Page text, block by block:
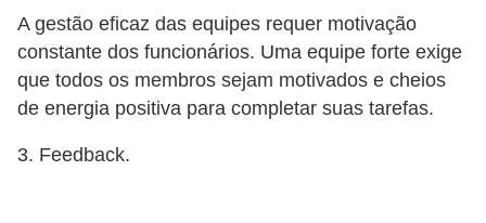
A gestão eficaz das equipes requer motivação
constante dos funcionários. Uma equipe forte exige
que todos os membros sejam motivados e cheios
de energia positiva para completar suas tarefas.
3. Feedback.
L
e
g
i
s